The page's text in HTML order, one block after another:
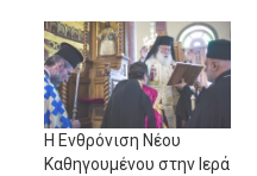
Η Ενθρόνιση Νέου
Καθηγουμένου στην Ιερά